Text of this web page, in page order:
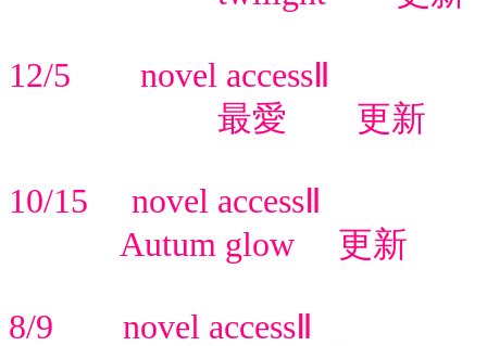
12/5 novel accessⅡ
最愛 更新
10/15 novel accessⅡ
Autum glow 更新
8/9 novel accessⅡ